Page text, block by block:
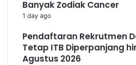
Banyak Zodiak Cancer
1 day ago
Pendaftaran Rekrutmen
Tetap ITB Diperpanjang
Agustus 2026